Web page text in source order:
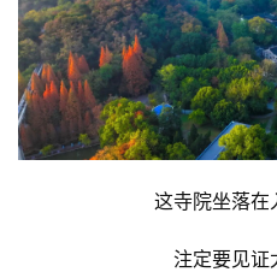
题
公
益
慈
这寺院坐落在
注定要见证